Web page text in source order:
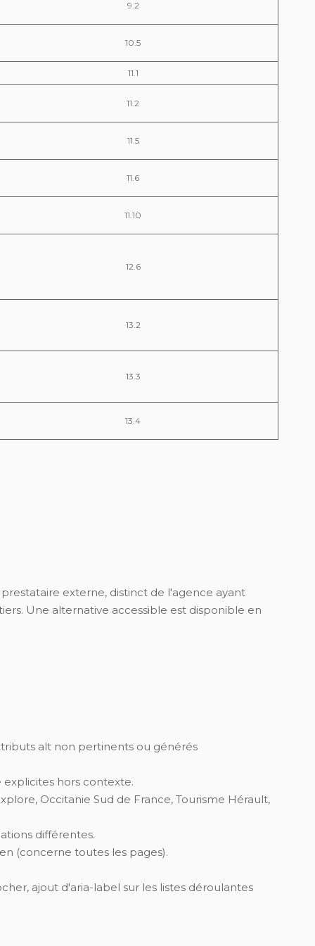
9.2
10.5
11.1
11.2
11.5
11.6
11.10
12.6
13.2
13.3
13.4
externe, distinct de l'agence ayant
Une alternative accessible est disponible en
alt non pertinents ou générés
explicites hors contexte.
Occitanie Sud de France, Tourisme Hérault,
différentes.
(concerne toutes les pages).
ajout d'aria-label sur les listes déroulantes